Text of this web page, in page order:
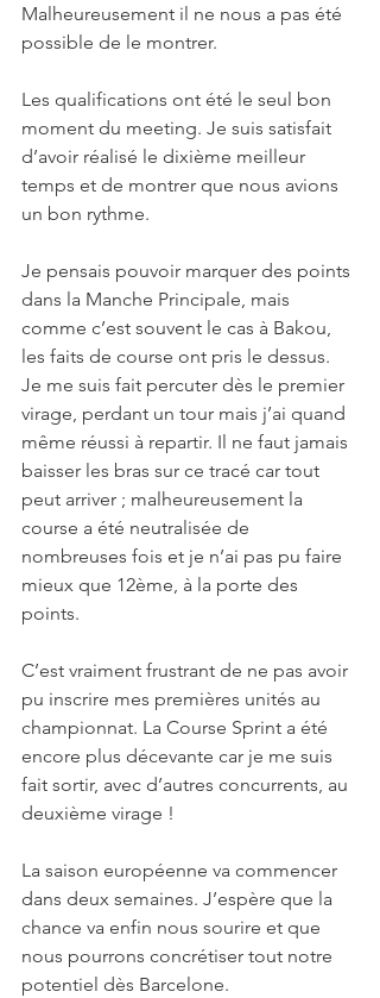
Malheureusement il ne nous a pas été
possible de le montrer.
Les qualifications ont été le seul bon
moment du meeting. Je suis satisfait
d’avoir réalisé le dixième meilleur
temps et de montrer que nous avions
un bon rythme.
Je pensais pouvoir marquer des points
dans la Manche Principale, mais
comme c’est souvent le cas à Bakou,
les faits de course ont pris le dessus.
Je me suis fait percuter dès le premier
virage, perdant un tour mais j’ai quand
même réussi à repartir. Il ne faut jamais
baisser les bras sur ce tracé car tout
peut arriver ; malheureusement la
course a été neutralisée de
nombreuses fois et je n’ai pas pu faire
mieux que 12ème, à la porte des
points.
C’est vraiment frustrant de ne pas avoir
pu inscrire mes premières unités au
championnat. La Course Sprint a été
encore plus décevante car je me suis
fait sortir, avec d’autres concurrents, au
deuxième virage !
La saison européenne va commencer
dans deux semaines. J’espère que la
chance va enfin nous sourire et que
nous pourrons concrétiser tout notre
potentiel dès Barcelone.